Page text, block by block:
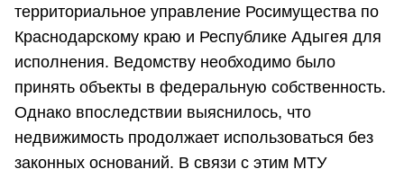
территориальное управление Росимущества по
Краснодарскому краю и Республике Адыгея для
исполнения. Ведомству необходимо было
принять объекты в федеральную собственность.
Однако впоследствии выяснилось, что
недвижимость продолжает использоваться без
законных оснований. В связи с этим МТУ